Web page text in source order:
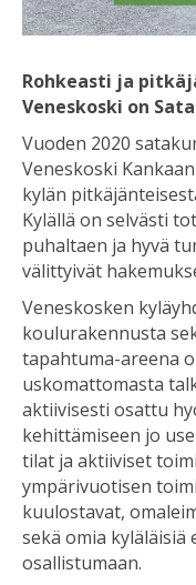
Rohkeasti ja
Veneskoski on
Vuoden 2020
Veneskoski
kylän
Kylällä on selvästi
puhaltaen ja hyvä
välittyivät
Veneskosken
koulurakennusta
tapahtuma-areena
uskomattomasta
aktiivisesti osattu
kehittämiseen jo
tilat ja aktiiviset
ympärivuotisen
kuulostavat,
sekä omia
osallistumaan.